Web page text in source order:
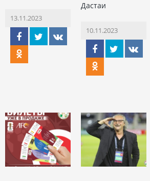
13.11.2023
Дастаи
10.11.2023